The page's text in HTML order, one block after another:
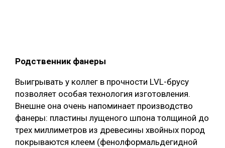
Родственник фанеры
Выигрывать у коллег в прочности LVL-брусу
позволяет особая технология изготовления.
Внешне она очень напоминает производство
фанеры: пластины лущеного шпона толщиной до
трех миллиметров из древесины хвойных пород
покрываются клеем (фенолформальдегидной